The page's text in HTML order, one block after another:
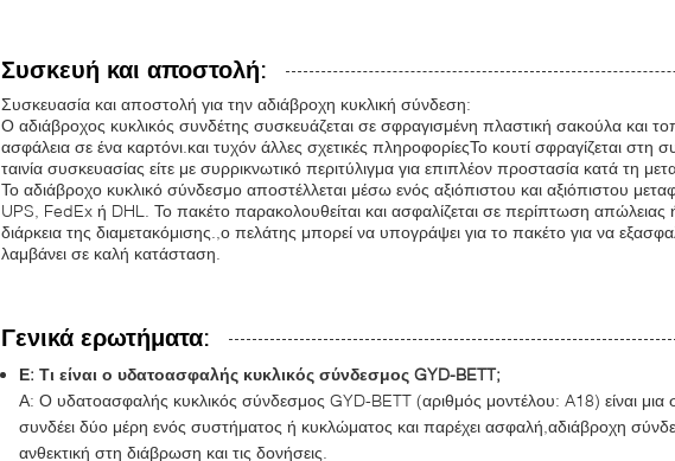
Συσκευή και αποστολή:
Συσκευασία και αποστολή για την αδιάβροχη κυκλική σύνδεση:
Ο αδιάβροχος κυκλικός συνδέτης συσκευάζεται σε σφραγισμένη πλαστική σακούλα και
ασφάλεια σε ένα καρτόνι.και τυχόν άλλες σχετικές πληροφορίεςΤο κουτί σφραγίζεται στη
ταινία συσκευασίας είτε με συρρικνωτικό περιτύλιγμα για επιπλέον προστασία κατά τη
Το αδιάβροχο κυκλικό σύνδεσμο αποστέλλεται μέσω ενός αξιόπιστου και αξιόπιστου
UPS, FedEx ή DHL. Το πακέτο παρακολουθείται και ασφαλίζεται σε περίπτωση απώλειας
διάρκεια της διαμετακόμισης.,ο πελάτης μπορεί να υπογράψει για το πακέτο για να
λαμβάνει σε καλή κατάσταση.
Γενικά ερωτήματα:
Ε: Τι είναι ο υδατοασφαλής κυκλικός σύνδεσμος GYD-BETT;
Α: Ο υδατοασφαλής κυκλικός σύνδεσμος GYD-BETT (αριθμός μοντέλου: A18) είναι
συνδέει δύο μέρη ενός συστήματος ή κυκλώματος και παρέχει ασφαλή,αδιάβροχη
ανθεκτική στη διάβρωση και τις δονήσεις.